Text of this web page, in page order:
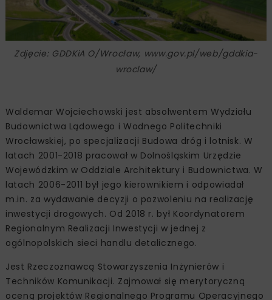
Zdjęcie: GDDKiA O/Wrocław, www.gov.pl/web/gddkia-
wroclaw/
Waldemar Wojciechowski jest absolwentem Wydziału
Budownictwa Lądowego i Wodnego Politechniki
Wrocławskiej, po specjalizacji Budowa dróg i lotnisk. W
latach 2001-2018 pracował w Dolnośląskim Urzędzie
Wojewódzkim w Oddziale Architektury i Budownictwa. W
latach 2006-2011 był jego kierownikiem i odpowiadał
m.in. za wydawanie decyzji o pozwoleniu na realizację
inwestycji drogowych. Od 2018 r. był Koordynatorem
Regionalnym Realizacji Inwestycji w jednej z
ogólnopolskich sieci handlu detalicznego.
Jest Rzeczoznawcą Stowarzyszenia Inżynierów i
Techników Komunikacji. Zajmował się merytoryczną
oceną projektów Regionalnego Programu Operacyjnego